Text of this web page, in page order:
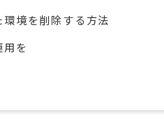
環境を削除する方法
用を